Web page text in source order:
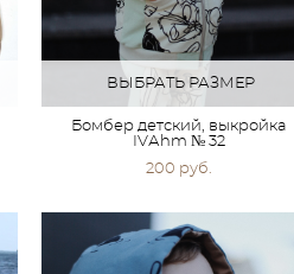
ВЫБРАТЬ РАЗМЕР
Бомбер детский, выкройка
IVАhm № 32
200 pуб.